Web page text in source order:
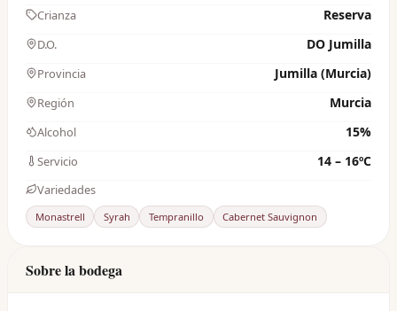
Crianza Reserva
D.O. DO Jumilla
Provincia Jumilla (Murcia)
Región Murcia
Alcohol 15%
Servicio 14 – 16ºC
Variedades
Monastrell Syrah Tempranillo Cabernet Sauvignon
Sobre la bodega